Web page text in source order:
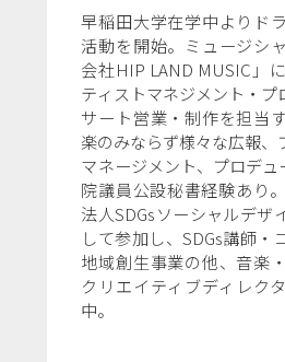
早稲田大学在学中よりド
活動を開始。ミュージシ
会社HIP LAND MUSIC」
ティストマネジメント・プ
サート営業・制作を担当
楽のみならず様々な広報、
マネージメント、プロデュ
院議員公設秘書経験あり
法人SDGsソーシャルデザ
して参加し、SDGs講師・
地域創生事業の他、音楽
クリエイティブディレク
中。